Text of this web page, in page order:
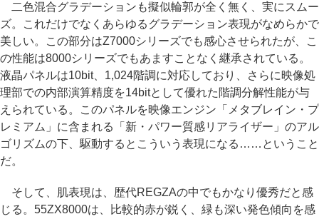
二色混合グラデーションも擬似輪郭が全く無く、実にスムー
ズ。これだけでなくあらゆるグラデーション表現がなめらかで
美しい。この部分はZ7000シリーズでも感心させられたが、こ
の性能は8000シリーズでもあますことなく継承されている。
液晶パネルは10bit、1,024階調に対応しており、さらに映像処
理部での内部演算精度を14bitとして優れた階調分解性能が与
えられている。このパネルを映像エンジン「メタブレイン・プ
レミアム」に含まれる「新・パワー質感リアライザー」のアル
ゴリズムの下、駆動するとこういう表現になる……ということ
だ。
そして、肌表現は、歴代REGZAの中でもかなり優秀だと感
じる。55ZX8000は、比較的赤が鋭く、緑も深い発色傾向を感